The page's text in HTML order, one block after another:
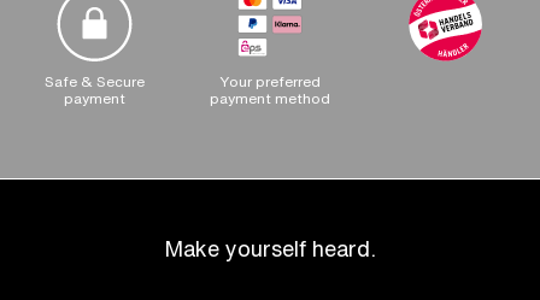
Safe & Secure
payment
Your preferred
payment method
Make yourself heard.